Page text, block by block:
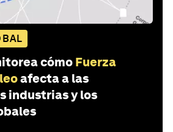
cómo Fuerza
afecta a las
industrias y los